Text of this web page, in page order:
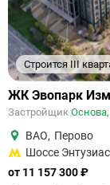
Строится III
ЖК Эвопарк
Застройщик
ВАО, Перово
Шоссе
от 11 157 300 ₽